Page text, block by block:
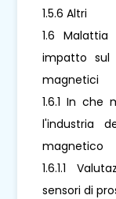
1.5.6 Altri
1.6
impatto sul
magnetici
1.6.1 In che
l'industria
magnetico
1.6.1.1
sensori di